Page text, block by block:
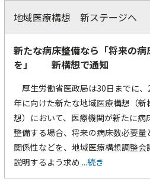
地域医療構想 新ステージへ
新たな病床整備なら「将来の
を」 新構想で通知
厚生労働省医政局は30日までに、
年に向けた新たな地域医療構想（新
想）において、医療機関が新たに病
整備する場合、将来の病床数必要量
関係性などを、地域医療構想調整会
説明するよう求め ...続き